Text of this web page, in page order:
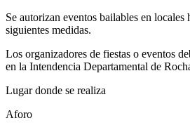
Se autorizan eventos bailables en locales
siguientes medidas.
Los organizadores de fiestas o eventos
en la Intendencia Departamental de
Lugar donde se realiza
Aforo